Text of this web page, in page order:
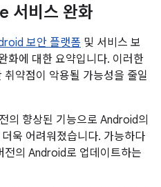
비스 완화
보안 플랫폼 및 서비스 보
화에 대한 요약입니다. 이러한
약점이 악용될 가능성을 줄일
의 향상된 기능으로 Android의
욱 어려워졌습니다. 가능하다
전의 Android로 업데이트하는